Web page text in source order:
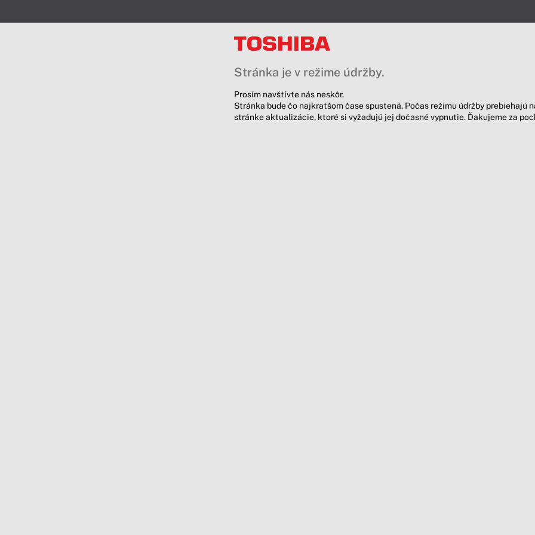
Stránka je v režime údržby.
Prosím navštívte nás neskôr.
Stránka bude čo najkratšom čase spustená. Počas režimu údržby prebiehajú
stránke aktualizácie, ktoré si vyžadujú jej dočasné vypnutie. Ďakujeme za